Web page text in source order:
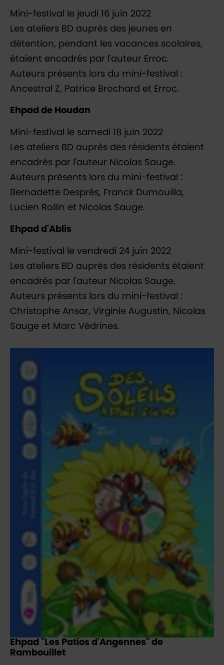
Mini-festival le jeudi 16 juin 2022
Les ateliers BD auprès des jeunes en
détention, pendant les vacances scolaires,
étaient encadrés par l'auteur Erroc.
Auteurs présents lors du mini-festival :
Ancestral Z, Patrice Brochard et Erroc.
Ehpad de Houdan
Mini-festival le samedi 18 juin 2022
Les ateliers BD auprès des résidents étaient
encadrés par l'auteur Nicolas Sauge.
Auteurs présents lors du mini-festival :
Bernadette Després, Franck Dumouilla,
Lucien Rollin et Nicolas Sauge.
Ehpad d'Ablis
Mini-festival le vendredi 24 juin 2022
Les ateliers BD auprès des résidents étaient
encadrés par l'auteur Nicolas Sauge.
Auteurs présents lors du mini-festival :
Christophe Ansar, Virginie Augustin, Nicolas
Sauge et Marc Védrines.
Ehpad "Les Patios d'Angennes" de
Rambouillet